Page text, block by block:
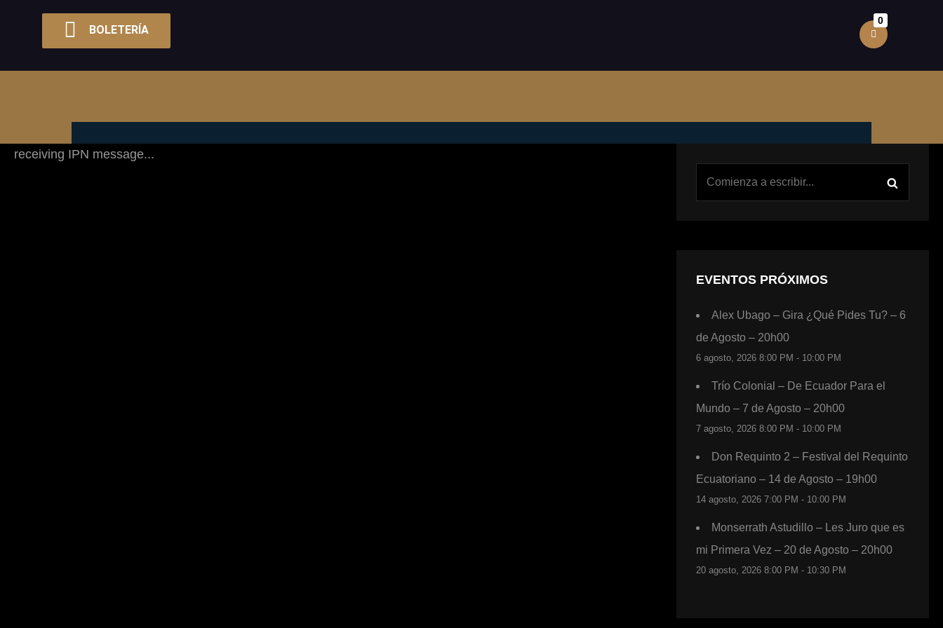
BOLETERÍA
0
receiving IPN message...
EVENTOS PRÓXIMOS
Alex Ubago – Gira ¿Qué Pides Tu? – 6
de Agosto – 20h00
6 agosto, 2026 8:00 PM - 10:00 PM
Trío Colonial – De Ecuador Para el
Mundo – 7 de Agosto – 20h00
7 agosto, 2026 8:00 PM - 10:00 PM
Don Requinto 2 – Festival del Requinto
Ecuatoriano – 14 de Agosto – 19h00
14 agosto, 2026 7:00 PM - 10:00 PM
Monserrath Astudillo – Les Juro que es
mi Primera Vez – 20 de Agosto – 20h00
20 agosto, 2026 8:00 PM - 10:30 PM